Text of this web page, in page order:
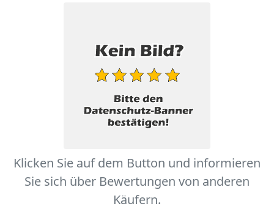
Klicken Sie auf dem Button und informieren
Sie sich über Bewertungen von anderen
Käufern.